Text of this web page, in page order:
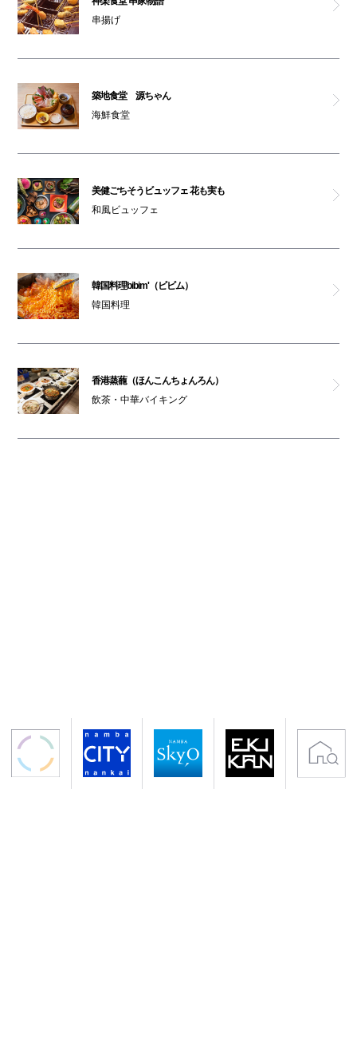
串揚げ
築地食堂 源ちゃん
海鮮食堂
美健ごちそうビュッフェ 花も実も
和風ビュッフェ
韓国料理bibim'（ビビム）
韓国料理
香港蒸蘢（ほんこんちょんろん）
飲茶・中華バイキング